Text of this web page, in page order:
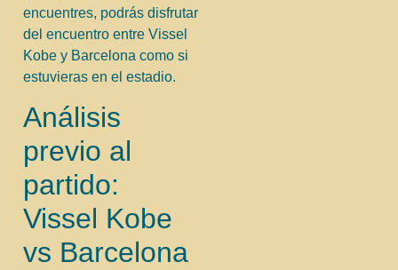
encuentres, podrás disfrutar
del encuentro entre Vissel
Kobe y Barcelona como si
estuvieras en el estadio.
Análisis
previo al
partido:
Vissel Kobe
vs Barcelona